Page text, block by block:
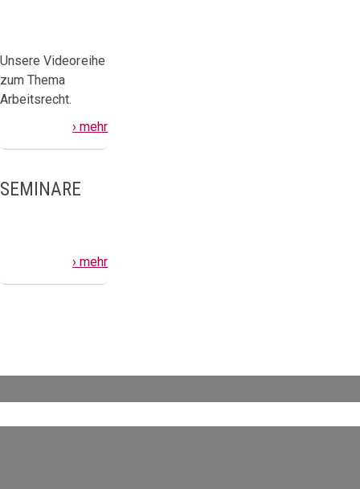
Unsere Videoreihe
zum Thema
Arbeitsrecht.
› mehr
SEMINARE
› mehr